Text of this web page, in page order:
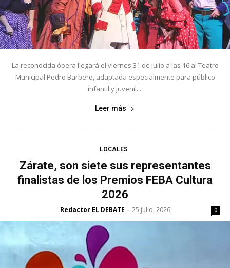
La reconocida ópera llegará el viernes 31 de julio a las 16 al Teatro
Municipal Pedro Barbero, adaptada especialmente para público
infantil y juvenil....
Leer más
LOCALES
Zárate, son siete sus representantes
finalistas de los Premios FEBA Cultura
2026
Redactor EL DEBATE - 25 julio, 2026 0